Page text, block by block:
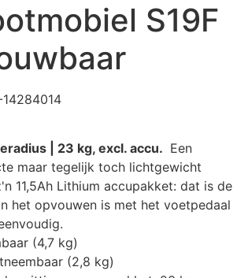
S19F
| 23 kg, excl. accu. Een
maar tegelijk toch lichtgewicht
11,5Ah Lithium accupakket: dat is de
het opvouwen is met het voetpedaal
(4,7 kg)
(2,8 kg)